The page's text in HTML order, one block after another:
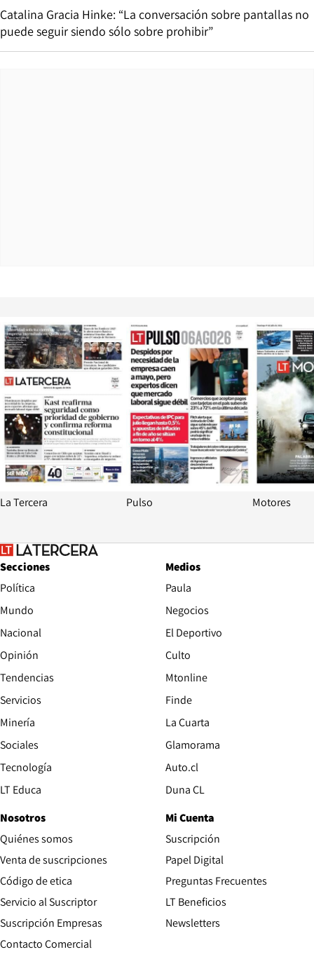
Catalina Gracia Hinke: “La conversación sobre pantallas no
puede seguir siendo sólo sobre prohibir”
Opens in new window
La Tercera
Opens in
Pulso Motores
Secciones
Política
Mundo
Nacional
Opinión
Tendencias
Servicios
Minería
Sociales
Tecnología
LT Educa
Medios
Paula
Negocios
El Deportivo
Culto
Mtonline
Finde
La Cuarta
Glamorama
Auto.cl
Duna CL
Nosotros
Quiénes somos
Venta de suscripciones
Código de etica Opens in new window
Servicio al Suscriptor
Suscripción Empresas
Contacto Comercial
Mi Cuenta
Suscripción
Papel Digital
Preguntas Frecuentes
LT Beneficios
Newsletters